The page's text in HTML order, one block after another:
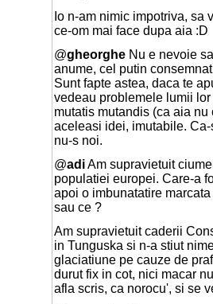
Io n-am nimic impotriva, sa
ce-om mai face dupa aia :D
@gheorghe Nu e nevoie
anume, cel putin
Sunt fapte astea, daca te
vedeau problemele lumii
mutatis mutandis (ca aia
aceleasi idei, imutabile.
nu-s noi.
@adiAm supravietuit
populatiei europei. Care-a
apoi o imbunatatire
sau ce ?
Am supravietuit caderii
in Tunguska si n-a stiut
glaciatiune pe cauze de
durut fix in cot, nici macar
afla scris, ca norocu', si se